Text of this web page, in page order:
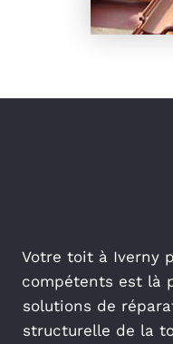
Votre toit à Iverny
compétents est là
solutions de
structurelle de la